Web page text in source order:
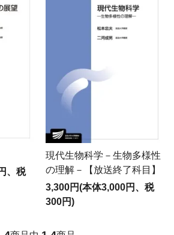
、税
現代生物科学－生物多様性
の理解－【放送終了科目】
3,300円(本体3,000円、税
300円)